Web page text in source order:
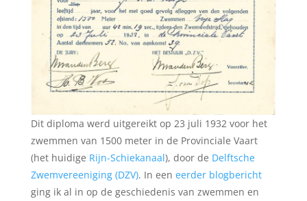
Dit diploma werd uitgereikt op 23 juli 1932 voor het
zwemmen van 1500 meter in de Provinciale Vaart
(het huidige Rijn-Schiekanaal), door de Delftsche
Zwemvereeniging (DZV). In een eerder blogbericht
ging ik al in op de geschiedenis van zwemmen en